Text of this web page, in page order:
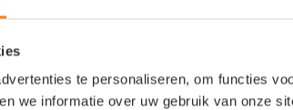
te personaliseren, om functies
we informatie over uw gebruik van onze